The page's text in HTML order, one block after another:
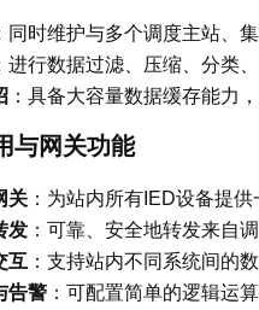
同时维护与多个调度主站、
进行数据过滤、压缩、分类
：具备大容量数据缓存能力
与网关功能
关 ：为站内所有IED设备提
发 ： 可靠、安全地转发来自
互 ：支持站内不同系统间的
告警 ：可配置简单的逻辑运